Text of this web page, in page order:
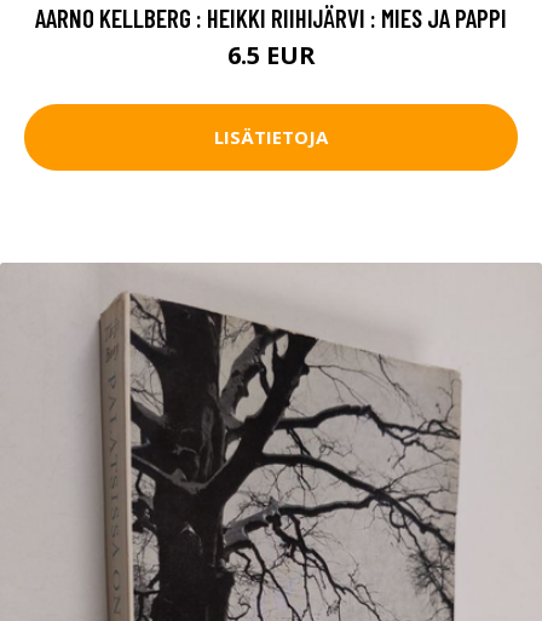
AARNO KELLBERG : HEIKKI RIIHIJÄRVI : MIES JA PAPPI
6.5 EUR
LISÄTIETOJA